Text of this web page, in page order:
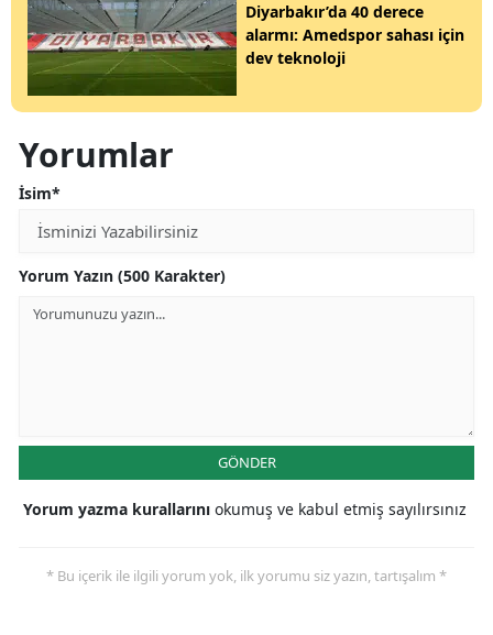
Diyarbakır’da 40 derece
alarmı: Amedspor sahası için
dev teknoloji
Yorumlar
İsim*
Yorum Yazın (500 Karakter)
GÖNDER
Yorum yazma kurallarını okumuş ve kabul etmiş sayılırsınız
* Bu içerik ile ilgili yorum yok, ilk yorumu siz yazın, tartışalım *